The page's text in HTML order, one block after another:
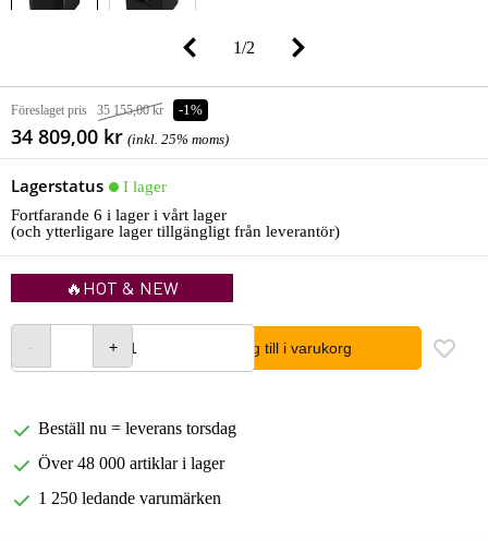
1/2
Föreslaget pris 35 155,00 kr -1%
34 809,00 kr (inkl. 25% moms)
Lagerstatus
I lager
Fortfarande 6 i lager i vårt lager
(och ytterligare lager tillgängligt från leverantör)
🔥HOT & NEW
lägg till i varukorg
Beställ nu = leverans torsdag
Över 48 000 artiklar i lager
1 250 ledande varumärken